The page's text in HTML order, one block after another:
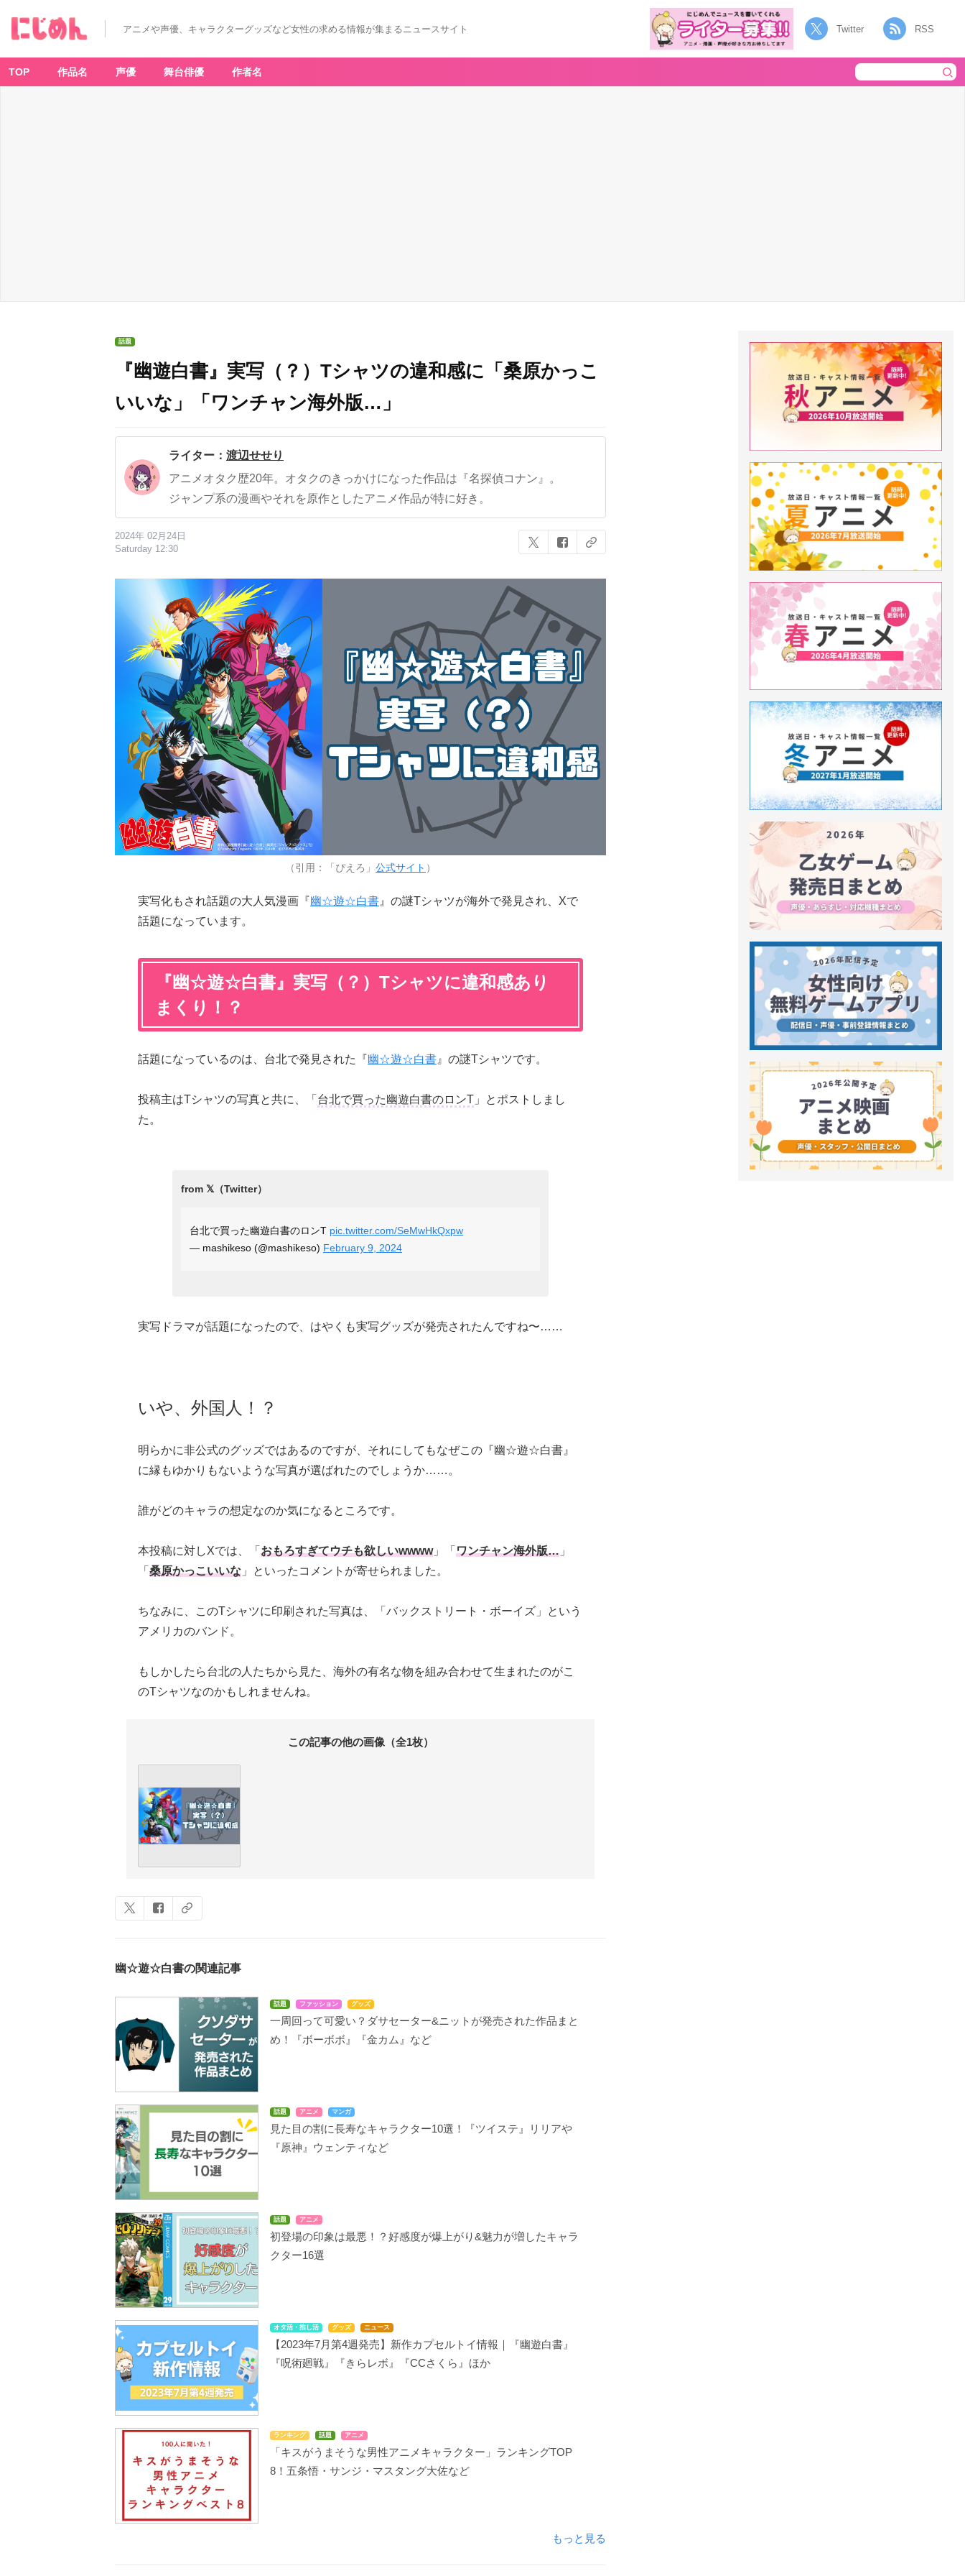
アニメや声優、キャラクターグッズなど女性の求める情報が集まるニュースサイト Twitter RSS
TOP 作品名 声優 舞台俳優 作者名
話題
『幽遊白書』実写（？）Tシャツの違和感に「桑原かっこ
いいな」「ワンチャン海外版…」
ライター： 渡辺せせり
アニメオタク歴20年。オタクのきっかけになった作品は『名探偵コナン』。
ジャンプ系の漫画やそれを原作としたアニメ作品が特に好き。
2024年 02月24日
Saturday 12:30
（引用：「ぴえろ」 公式サイト ）
実写化もされ話題の大人気漫画『幽☆遊☆白書 』 の謎Tシャツが海外で発見され、Xで
話題になっています。
『幽☆遊☆白書』実写（？）Tシャツに違和感あり
まくり！？
話題になっているのは、台北で発見された『幽☆遊☆白書 』の謎Tシャツです。
投稿主はTシャツの写真と共に、「 台北で買った幽遊白書のロンT 」とポストしまし
た。
台北で買った幽遊白書のロンT pic.twitter.com/SeMwHkQxpw
— mashikeso (@mashikeso) February 9, 2024
実写ドラマが話題になったので、はやくも実写グッズが発売されたんですね〜……
いや、外国人！？
明らかに非公式のグッズではあるのですが、それにしてもなぜこの『幽☆遊☆白書』
に縁もゆかりもないような写真が選ばれたのでしょうか……。
誰がどのキャラの想定なのか気になるところです。
本投稿に対しXでは、「 おもろすぎてウチも欲しいwwww」「 ワンチャン海外版… 」
「 桑原かっこいいな 」といったコメントが寄せられました。
ちなみに、このTシャツに印刷された写真は、「バックストリート・ボーイズ」という
アメリカのバンド。
もしかしたら台北の人たちから見た、海外の有名な物を組み合わせて生まれたのがこ
のTシャツなのかもしれませんね。
この記事の他の画像（全1枚）
幽☆遊☆白書の関連記事
話題 ファッション グッズ
一周回って可愛い？ダサセーター&ニットが発売された作品まと
め！『ボーボボ』『金カム』など
話題 アニメ マンガ
見た目の割に長寿なキャラクター10選！『ツイステ』リリアや
『原神』ウェンティなど
話題 アニメ
初登場の印象は最悪！？好感度が爆上がり&魅力が増したキャラ
クター16選
オタ活・推し活 グッズ ニュース
【2023年7月第4週発売】新作カプセルトイ情報｜『幽遊白書』
『呪術廻戦』『きらレボ』『CCさくら』ほか
ランキング 話題 アニメ
「キスがうまそうな男性アニメキャラクター」ランキングTOP
8！五条悟・サンジ・マスタング大佐など
もっと見る